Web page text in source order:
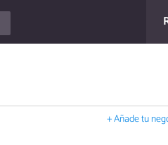
+ Añade tu